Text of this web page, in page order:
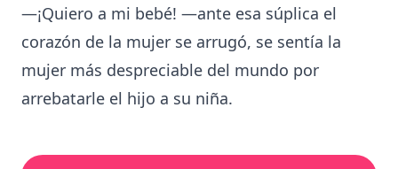
—¡Quiero a mi bebé! —ante esa súplica el
corazón de la mujer se arrugó, se sentía la
mujer más despreciable del mundo por
arrebatarle el hijo a su niña.